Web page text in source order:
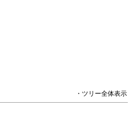
・ツリー全体表示